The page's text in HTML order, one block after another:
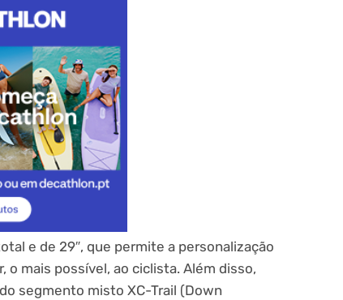
e de 29″, que permite a personalização
o mais possível, ao ciclista. Além disso,
segmento misto XC-Trail (Down